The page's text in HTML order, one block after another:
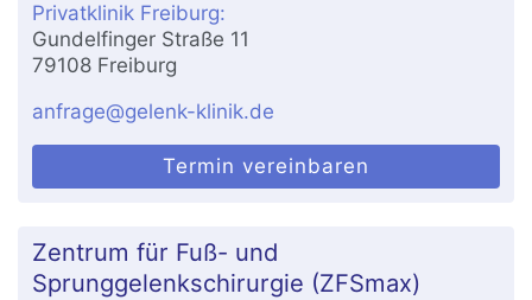
Privatklinik Freiburg:
Gundelfinger Straße 11
79108 Freiburg
anfrage@gelenk-klinik.de
Termin vereinbaren
Zentrum für Fuß- und
Sprunggelenkschirurgie (ZFSmax)